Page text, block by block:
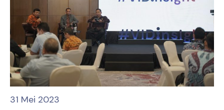
31 Mei 2023